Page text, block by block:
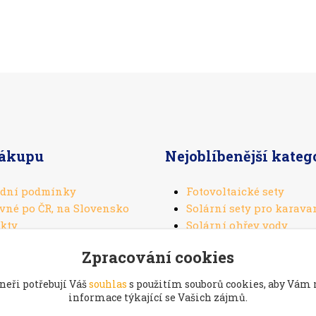
podmínky
po ČR, na Slovensko
Nejoblíbenější
Fotovoltaické sety
Solární sety pro
Solární ohřev vody
Solární regulátory
Zpracování cookies
potřebují Vášsouhlas s použitím souborů cookies, aby
informace týkající se Vašich zájmů.